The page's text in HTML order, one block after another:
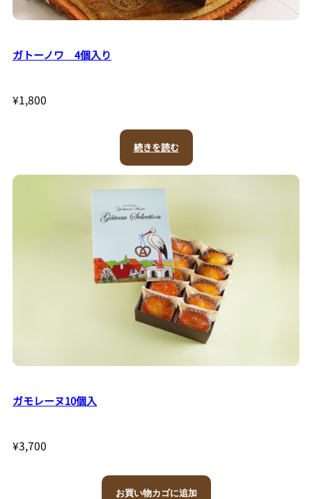
ガトーノワ 4個入り
¥1,800
続きを読む
ガモレーヌ10個入
¥3,700
お買い物カゴに追加